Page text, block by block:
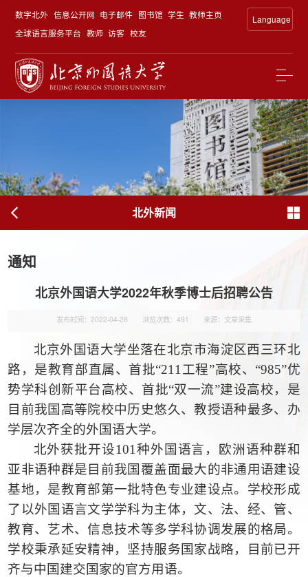
数字北外 信息公开网 电子邮件 图书馆 学生 教师主页
全球语言服务平台 教师 访客 校友
Language
北外新闻
通知
北京外国语大学2022年秋季博士后招聘公告
发布时间：2022-04-28 浏览次数： 491 来源：文章采集
北京外国语大学坐落在北京市海淀区西三环北
路，是教育部直属、首批“211工程”高校、“985”优
势学科创新平台高校、首批“双一流”建设高校，是
目前我国高等院校中历史悠久、教授语种最多、办
学层次齐全的外国语大学。
北外获批开设101种外国语言，欧洲语种群和
亚非语种群是目前我国覆盖面最大的非通用语建设
基地，是教育部第一批特色专业建设点。学校形成
了以外国语言文学学科为主体，文、法、经、管、
教育、艺术、信息技术等多学科协调发展的格局。
学校秉承延安精神，坚持服务国家战略，目前已开
齐与中国建交国家的官方用语。